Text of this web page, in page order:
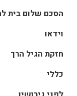
הסכם שלום בית
וידאו
חזקת הגיל הרך
כללי